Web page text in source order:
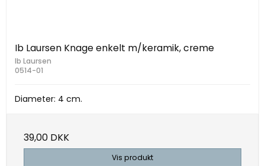
Ib Laursen Knage enkelt m/keramik, creme
Ib Laursen
0514-01
Diameter: 4 cm.
39,00 DKK
Vis produkt